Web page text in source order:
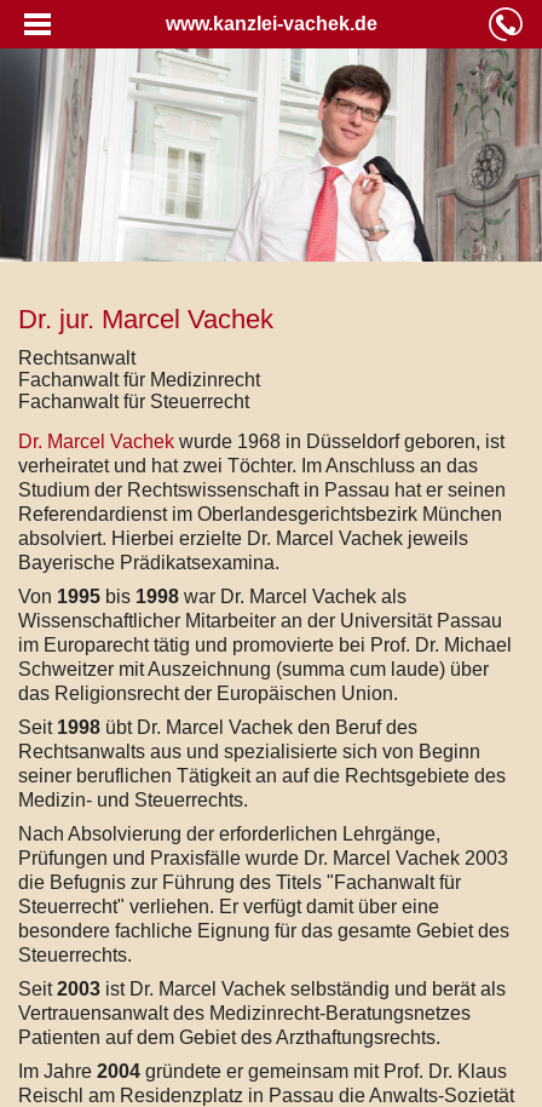
www.kanzlei-vachek.de
Dr. jur. Marcel Vachek
Rechtsanwalt
Fachanwalt für Medizinrecht
Fachanwalt für Steuerrecht
Dr. Marcel Vachek wurde 1968 in Düsseldorf geboren, ist
verheiratet und hat zwei Töchter. Im Anschluss an das
Studium der Rechtswissenschaft in Passau hat er seinen
Referendardienst im Oberlandesgerichtsbezirk München
absolviert. Hierbei erzielte Dr. Marcel Vachek jeweils
Bayerische Prädikatsexamina.
Von 1995 bis 1998 war Dr. Marcel Vachek als
Wissenschaftlicher Mitarbeiter an der Universität Passau
im Europarecht tätig und promovierte bei Prof. Dr. Michael
Schweitzer mit Auszeichnung (summa cum laude) über
das Religionsrecht der Europäischen Union.
Seit 1998 übt Dr. Marcel Vachek den Beruf des
Rechtsanwalts aus und spezialisierte sich von Beginn
seiner beruflichen Tätigkeit an auf die Rechtsgebiete des
Medizin- und Steuerrechts.
Nach Absolvierung der erforderlichen Lehrgänge,
Prüfungen und Praxisfälle wurde Dr. Marcel Vachek 2003
die Befugnis zur Führung des Titels "Fachanwalt für
Steuerrecht" verliehen. Er verfügt damit über eine
besondere fachliche Eignung für das gesamte Gebiet des
Steuerrechts.
Seit2003 ist Dr. Marcel Vachek selbständig und berät als
Vertrauensanwalt des Medizinrecht-Beratungsnetzes
Patienten auf dem Gebiet des Arzthaftungsrechts.
Im Jahre 2004 gründete er gemeinsam mit Prof. Dr. Klaus
Reischl am Residenzplatz in Passau die Anwalts-Sozietät